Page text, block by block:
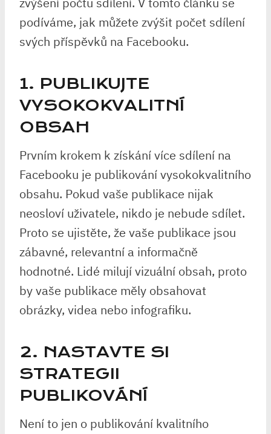
podíváme, jak můžete zvýšit počet sdílení
svých příspěvků na Facebooku.
1. PUBLIKUJTE
VYSOKOKVALITNÍ
OBSAH
Prvním krokem k získání více sdílení na
Facebooku je publikování vysokokvalitního
obsahu. Pokud vaše publikace nijak
neosloví uživatele, nikdo je nebude sdílet.
Proto se ujistěte, že vaše publikace jsou
zábavné, relevantní a informačně
hodnotné. Lidé milují vizuální obsah, proto
by vaše publikace měly obsahovat
obrázky, videa nebo infografiku.
2. NASTAVTE SI
STRATEGII
PUBLIKOVÁNÍ
Není to jen o publikování kvalitního